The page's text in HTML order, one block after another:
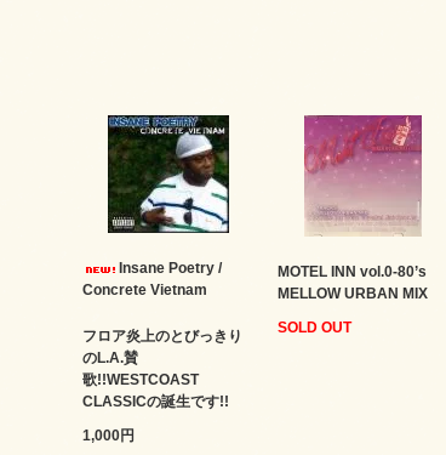
Insane Poetry /
Concrete Vietnam
フロア炎上のとびっきり
のL.A.賛
歌!!WESTCOAST
CLASSICの誕生です!!
1,000円
MOTEL INN vol.0-80’s
MELLOW URBAN MIX
SOLD OUT